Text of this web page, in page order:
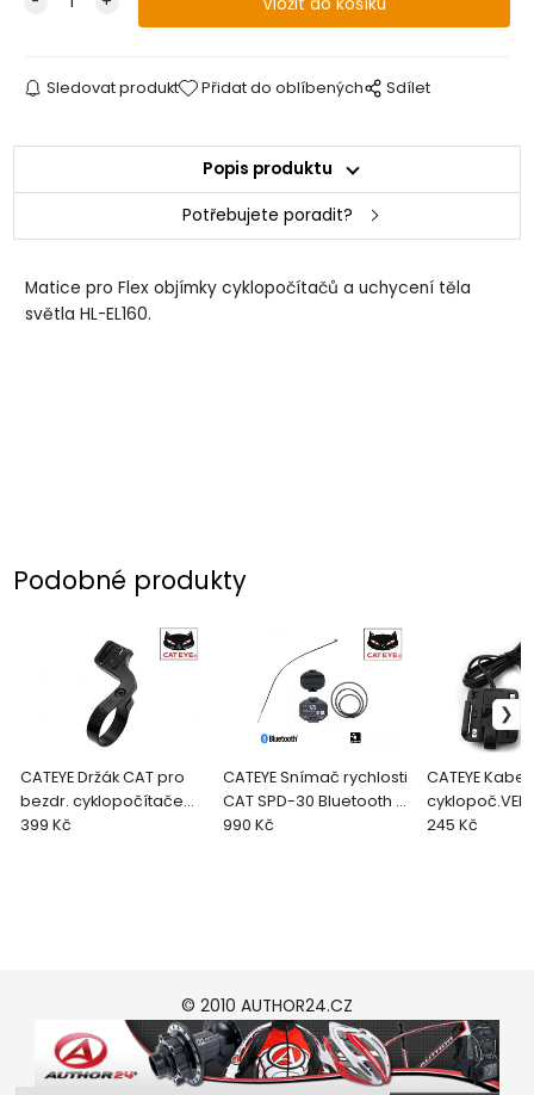
Sledovat produkt Přidat do oblíbených Sdílet
Popis produktu
Potřebujete poradit?
Matice pro Flex objímky cyklopočítačů a uchycení těla
světla HL-EL160.
Podobné produkty
CATEYE Držák CAT pro
bezdr. cyklopočítače
OF-100 (#1604100)
399 Kč
CATEYE Snímač rychlosti
CAT SPD-30 Bluetooth a
ANT+ (#160452
990 Kč
CATEYE
245 Kč
© 2010 AUTHOR24.CZ